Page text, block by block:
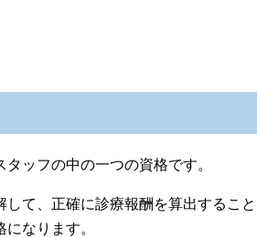
ッフの中の一つの資格です。
て、正確に診療報酬を算出すること
なります。